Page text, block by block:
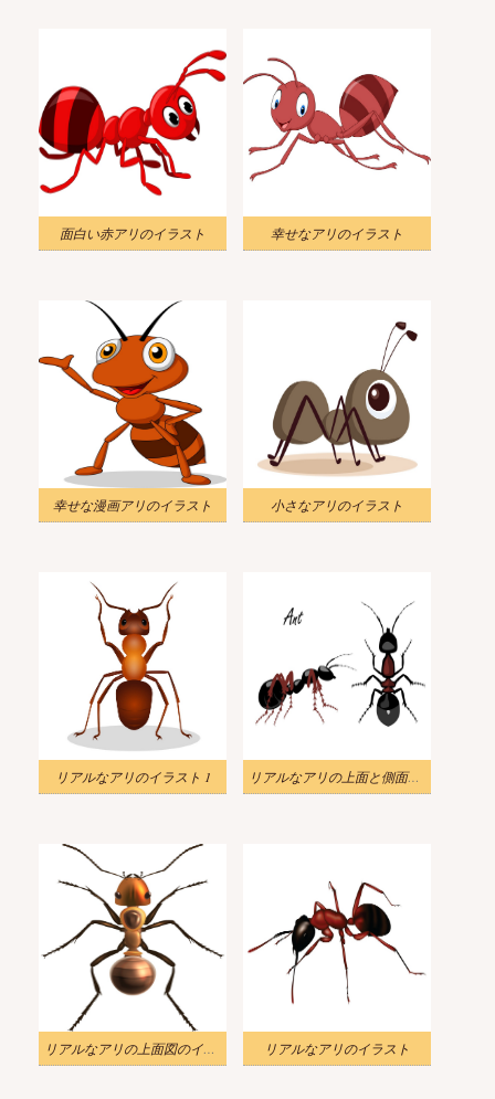
面白い赤アリのイラスト 幸せなアリのイラスト
幸せな漫画アリのイラスト 小さなアリのイラスト
リアルなアリのイラスト 1 リアルなアリの上面と側面図のイラスト
リアルなアリの上面図のイラスト リアルなアリのイラスト